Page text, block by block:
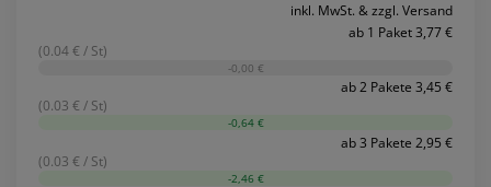
inkl. MwSt. & zzgl. Versand
ab 1 Paket 3,77 €
(0.04 € / St)
-0,00 €
ab 2 Pakete 3,45 €
(0.03 € / St)
-0,64 €
ab 3 Pakete 2,95 €
(0.03 € / St)
-2,46 €